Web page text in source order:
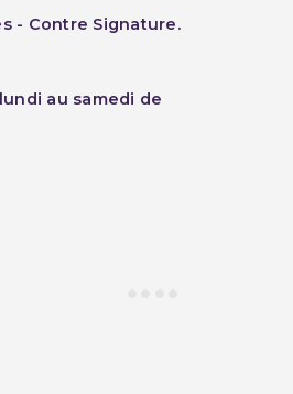
- Contre Signature.
au samedi de